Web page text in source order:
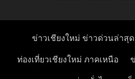
ข่าวเชียงใหม่ ข่าวด่วนล่าสุด
ท่องเที่ยวเชียงใหม่ ภาคเหนือ